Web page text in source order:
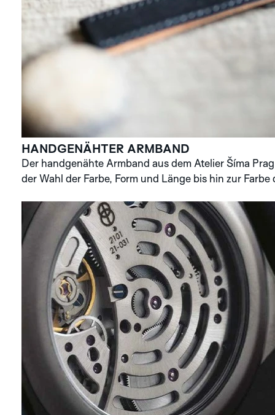
HANDGENÄHTER ARMBAND
Der handgenähte Armband aus dem Atelier Šíma
der Wahl der Farbe, Form und Länge bis hin zur